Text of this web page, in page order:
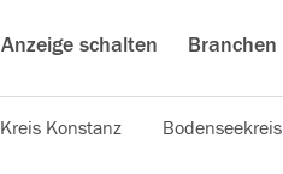
Anzeige schalten Branchen
Kreis Konstanz Bodenseekreis